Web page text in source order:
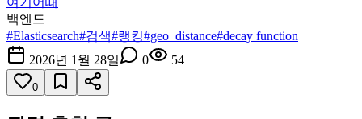
백엔드
#Elasticsearch#검색#랭킹#geo_distance#decay function
2026년 1월 28일
0 54
0